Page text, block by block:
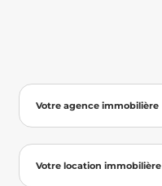
Votre agence immobilière
Votre location immobilière